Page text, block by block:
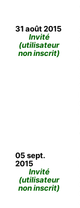
31 août 2015
Invité
(utilisateur
non inscrit)
05 sept.
2015
Invité
(utilisateur
non inscrit)